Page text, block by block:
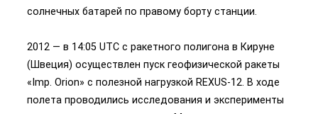
солнечных батарей по правому борту станции.
2012 — в 14:05 UTC с ракетного полигона в Кируне
(Швеция) осуществлен пуск геофизической ракеты
«Imp. Orion» с полезной нагрузкой REXUS-12. В ходе
полета проводились исследования и эксперименты